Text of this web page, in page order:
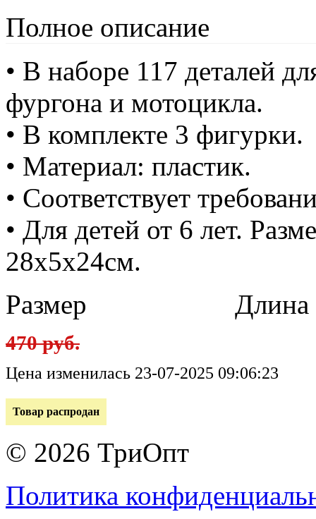
Полное описание
• В наборе 117 деталей
фургона и мотоцикла.
• В комплекте 3 фигурки.
• Материал: пластик.
• Соответствует
• Для детей от 6 лет.
28x5x24см.
Размер
Длина в
470 руб.
Цена изменилась 23-07-2025 09:06:23
Товар распродан
© 2026 ТриОпт
Политика